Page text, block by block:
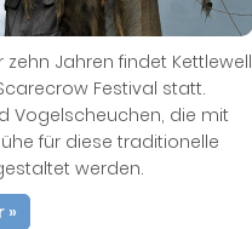
zehn Jahren findet Kettlewell
Festival statt.
Vogelscheuchen, die mit
für diese traditionelle
werden.
»